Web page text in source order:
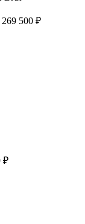
269 500 ₽
₽